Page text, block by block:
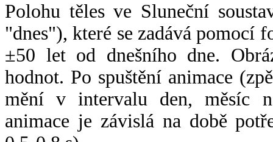
Polohu těles ve Sluneční
"dnes"), které se zadává pomocí
±50 let od dnešního dne.
hodnot. Po spuštění animace
mění v intervalu den, měsíc
animace je závislá na době